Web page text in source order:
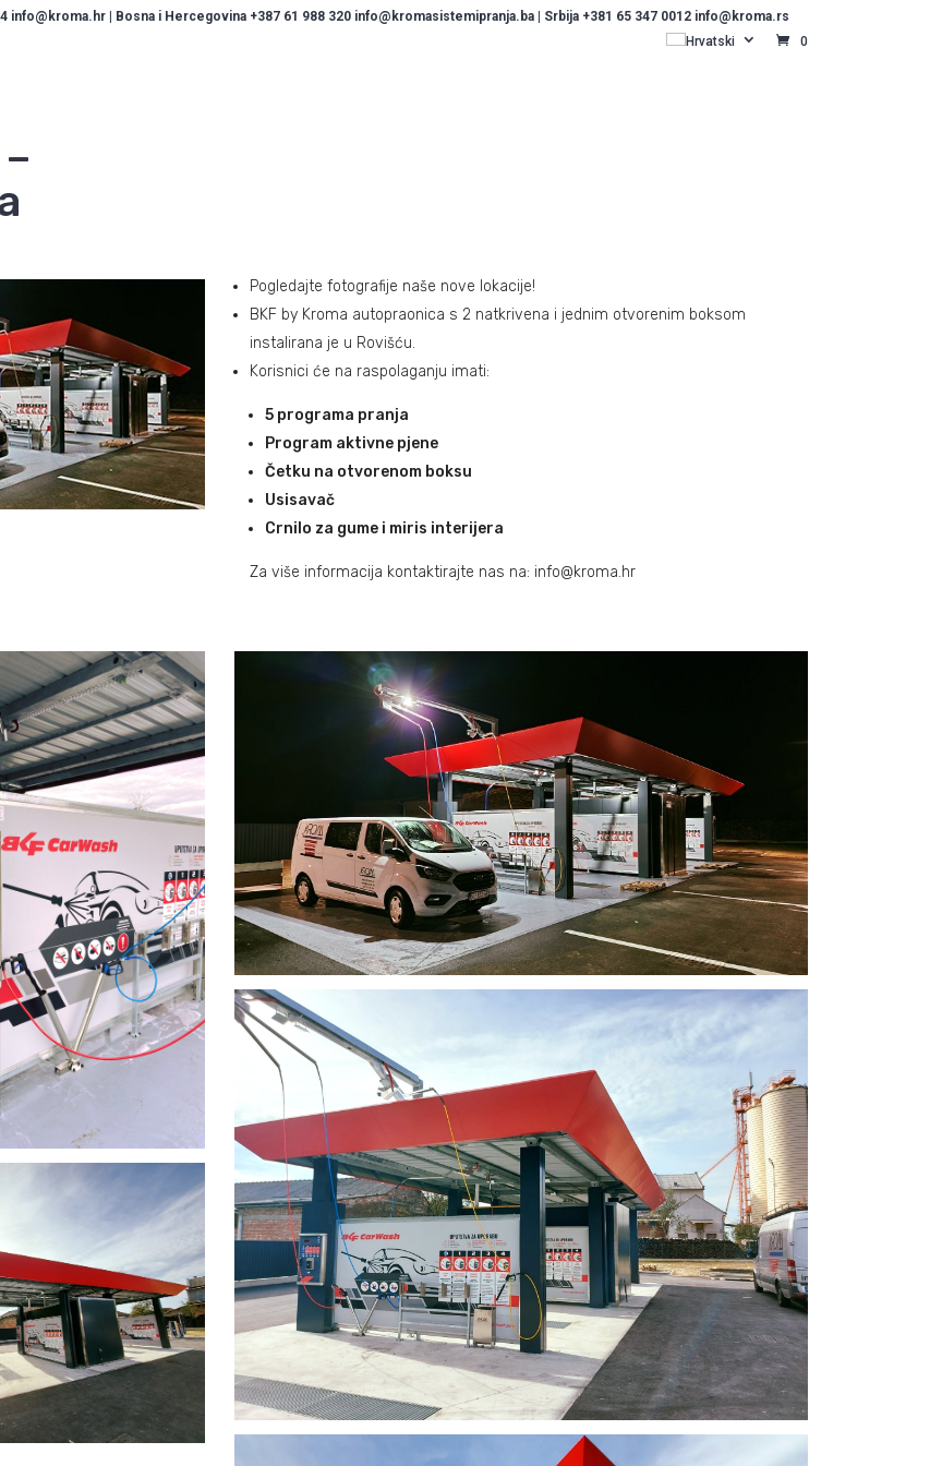
info@kroma.hr | Bosna i Hercegovina +387 61 988 320 info@kromasistemipranja.ba | Srbija +381 65 347 0012 info@kroma.rs
Hrvatski
0
Pogledajte fotografije naše nove lokacije!
BKF by Kroma autopraonica s 2 natkrivena i jednim otvorenim boksom
instalirana je u Rovišću.
Korisnici će na raspolaganju imati:
5 programa pranja
Program aktivne pjene
Četku na otvorenom boksu
Usisavač
Crnilo za gume i miris interijera
Za više informacija kontaktirajte nas na: info@kroma.hr